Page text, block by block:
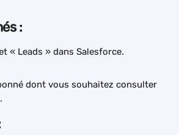
:
« Leads » dans Salesforce.
dont vous souhaitez consulter